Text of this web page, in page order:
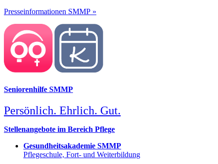
Presseinformationen SMMP »
Seniorenhilfe SMMP
Persönlich. Ehrlich. Gut.
Stellenangebote im Bereich Pflege
Gesundheitsakademie SMMP
Pflegeschule, Fort- und Weiterbildung